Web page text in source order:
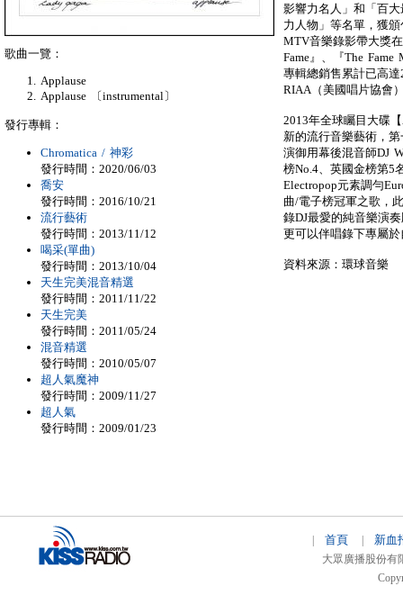
影響力名人」和「百
力人物」等名單，獲
MTV音樂錄影帶大獎
Fame』、『The
專輯總銷售累計已高
RIAA（美國唱片協會
2013年全球矚目大碟
新的流行音樂藝術，
演御用幕後混音師DJ
榜No.4、英國金榜第5
Electropop元素調勻
曲/電子榜冠軍之歌，
錄DJ最愛的純音樂演
更可以伴唱錄下專屬
資料來源：環球音樂
歌曲一覽：
Applause
Applause 〔instrumental〕
發行專輯：
Chromatica / 神彩
發行時間：2020/06/03
喬安
發行時間：2016/10/21
流行藝術
發行時間：2013/11/12
喝采(單曲)
發行時間：2013/10/04
天生完美混音精選
發行時間：2011/11/22
天生完美
發行時間：2011/05/24
混音精選
發行時間：2010/05/07
超人氣魔神
發行時間：2009/11/27
超人氣
發行時間：2009/01/23
首頁 新血
大眾廣播股份有